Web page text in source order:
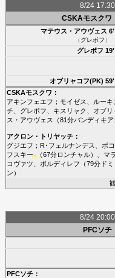
8/24
CSKAモスクワ
マテウス・アウヴェス 6'
（グレボフ）
グレボフ 19'
オブリャコフ(PK) 59'
CSKAモスクワ ：
アキンフェエフ ； モイゼス ルーキ
チ
グレボフ キスリャク オブリ
ス・アウヴェス
（81分バンディキア
アクロン・トリヤッチ：
グジエフ ； R･フェルナンデス ボ
フスキー■（67分ロンチャル）、 マ
コヴァツ
ボルディレフ （79分ドミ
ン ）
8/24
PFCソチ
PFCソチ：